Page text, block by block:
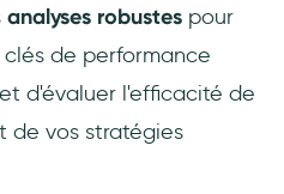
analyses robustes pour
de performance
d'évaluer l'efficacité de
de vos stratégies